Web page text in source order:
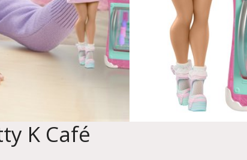
K Café